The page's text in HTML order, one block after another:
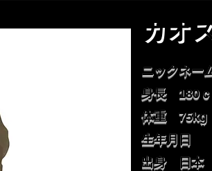
カオ
ニックネー
身長 180
体重 75kg
生年月日
出身 日本